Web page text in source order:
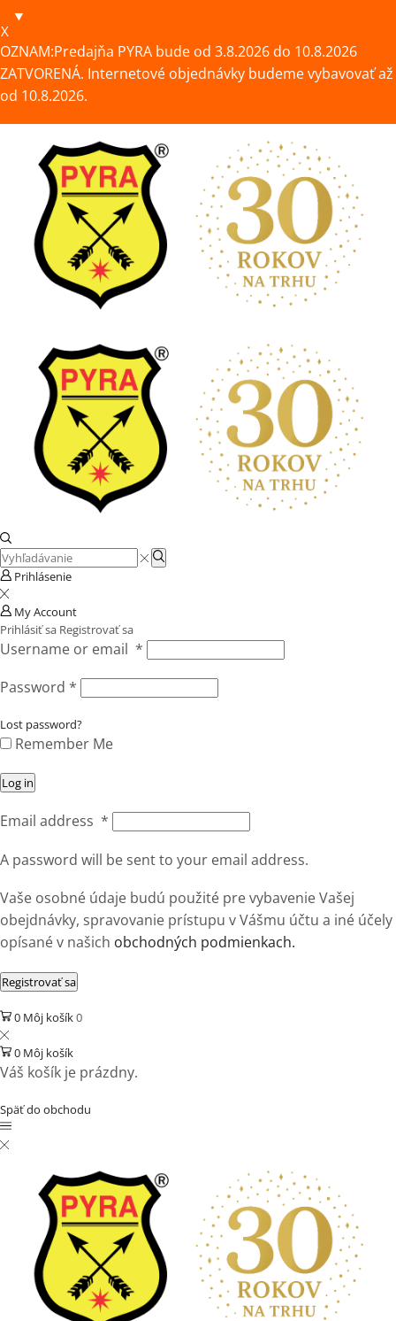
X
OZNAM:Predajňa PYRA bude od 3.8.2026 do 10.8.2026
ZATVORENÁ. Internetové objednávky budeme vybavovať až
od 10.8.2026.
Search
input
Search
Prihlásenie
My Account
Prihlásiť sa Registrovať sa
Username or email *
Password *
Lost password?
Remember Me
Log in
Email address *
A password will be sent to your email address.
Vaše osobné údaje budú použité pre vybavenie Vašej
obejdnávky, spravovanie prístupu v Vášmu účtu a iné účely
opísané v našich obchodných podmienkach.
Registrovať sa
0 Môj košík0
0 Môj košík
Váš košík je prázdny.
Späť do obchodu